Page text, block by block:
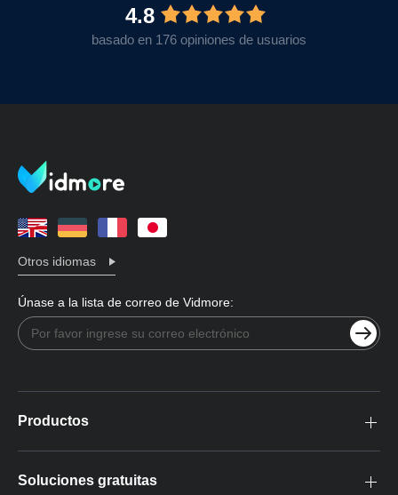
4.8
basado en 176 opiniones de usuarios
Otros idiomas
Únase a la lista de correo de Vidmore:
Productos
Soluciones gratuitas